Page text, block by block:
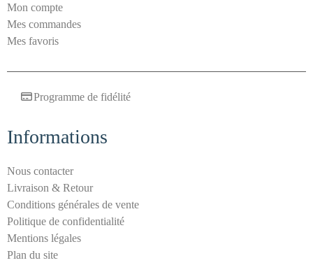
p
a
m
i
S
é
c
u
r
i
Mon compte
Mes commandes
Mes favoris
Programme de fidélité
Informations
Nous contacter
Livraison & Retour
Conditions générales de vente
Politique de confidentialité
Mentions légales
Plan du site